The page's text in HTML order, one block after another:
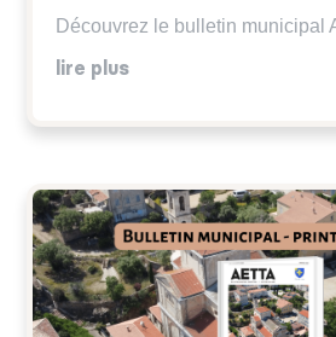
Découvrez le bulletin municipal
lire plus